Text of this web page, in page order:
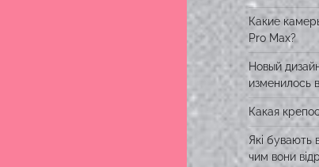
Какие
Pro Max?
Новый
изменилось
Какая
Які бувають
чим вони